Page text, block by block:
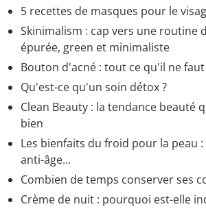
5 recettes de masques pour le
Skinimalism : cap vers une routine
épurée, green et minimaliste
Bouton d'acné : tout ce qu'il ne
Qu'est-ce qu'un soin détox ?
Clean Beauty : la tendance beauté
bien
Les bienfaits du froid pour la peau
anti-âge...
Combien de temps conserver ses
Crème de nuit : pourquoi est-elle